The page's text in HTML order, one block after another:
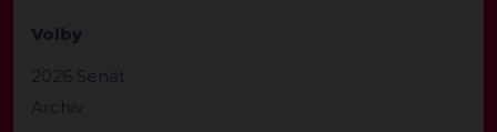
Volby
2026 Senát
Archiv